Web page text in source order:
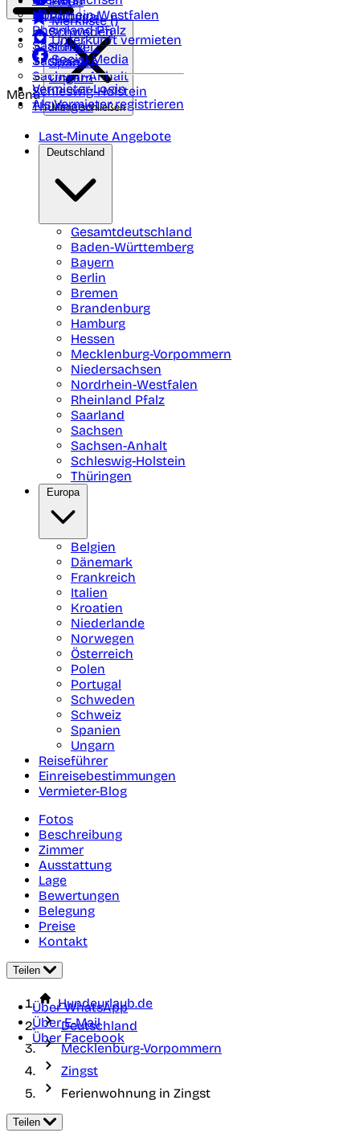
Nordrhein-Westfalen
Rheinland Pfalz
Saarland
Sachsen
Sachsen-Anhalt
Schleswig-Holstein
Thüringen
Portugal
Schweden
Schweiz
Spanien
Ungarn
Merkliste ()
Unterkunft vermieten
Social Media
Vermieter-Login
Als Vermieter registrieren
Menü
Menü schließen
Last-Minute Angebote
Deutschland
Gesamtdeutschland
Baden-Württemberg
Bayern
Berlin
Bremen
Brandenburg
Hamburg
Hessen
Mecklenburg-Vorpommern
Niedersachsen
Nordrhein-Westfalen
Rheinland Pfalz
Saarland
Sachsen
Sachsen-Anhalt
Schleswig-Holstein
Thüringen
Europa
Belgien
Dänemark
Frankreich
Italien
Kroatien
Niederlande
Norwegen
Österreich
Polen
Portugal
Schweden
Schweiz
Spanien
Ungarn
Reiseführer
Einreisebestimmungen
Vermieter-Blog
Fotos
Beschreibung
Zimmer
Ausstattung
Lage
Bewertungen
Belegung
Preise
Kontakt
Teilen
Über WhatsApp
Über E-Mail
Über Facebook
Hundeurlaub.de
Deutschland
Mecklenburg-Vorpommern
Zingst
Ferienwohnung in Zingst
Teilen